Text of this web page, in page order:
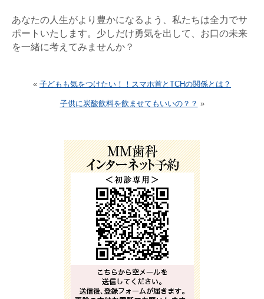
あなたの人生がより豊かになるよう、私たちは全力でサ
ポートいたします。少しだけ勇気を出して、お口の未来
を一緒に考えてみませんか？
« 子どもも気をつけたい！！スマホ首とTCHの関係とは？
子供に炭酸飲料を飲ませてもいいの？？ »